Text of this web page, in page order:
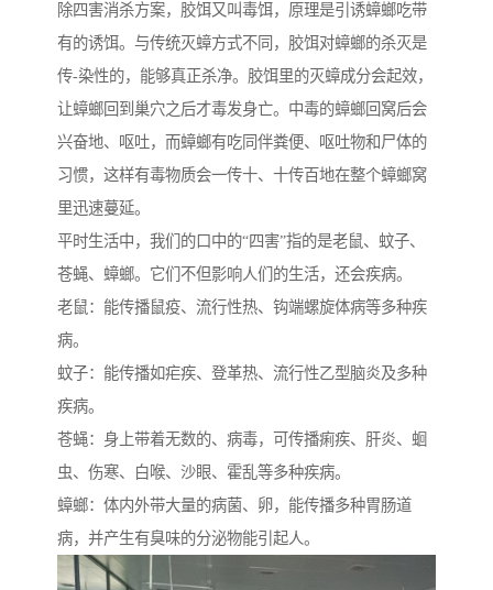
除四害消杀方案，胶饵又叫毒饵，原理是引诱蟑螂吃带
有的诱饵。与传统灭蟑方式不同，胶饵对蟑螂的杀灭是
传-染性的，能够真正杀净。胶饵里的灭蟑成分会起效，
让蟑螂回到巢穴之后才毒发身亡。中毒的蟑螂回窝后会
兴奋地、呕吐，而蟑螂有吃同伴粪便、呕吐物和尸体的
习惯，这样有毒物质会一传十、十传百地在整个蟑螂窝
里迅速蔓延。
平时生活中，我们的口中的“四害”指的是老鼠、蚊子、
苍蝇、蟑螂。它们不但影响人们的生活，还会疾病。
老鼠：能传播鼠疫、流行性热、钩端螺旋体病等多种疾
病。
蚊子：能传播如疟疾、登革热、流行性乙型脑炎及多种
疾病。
苍蝇：身上带着无数的、病毒，可传播痢疾、肝炎、蛔
虫、伤寒、白喉、沙眼、霍乱等多种疾病。
蟑螂：体内外带大量的病菌、卵，能传播多种胃肠道
病，并产生有臭味的分泌物能引起人。